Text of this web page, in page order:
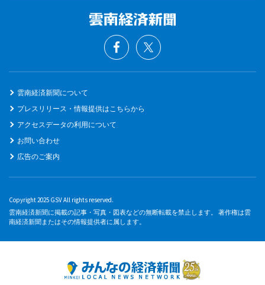
雲南経済新聞について
プレスリリース・情報提供はこちらから
アクセスデータの利用について
お問い合わせ
広告のご案内
Copyright 2025 GSV All rights reserved.
雲南経済新聞に掲載の記事・写真・図表などの無断転載を禁止します。 著作権は雲
南経済新聞またはその情報提供者に属します。